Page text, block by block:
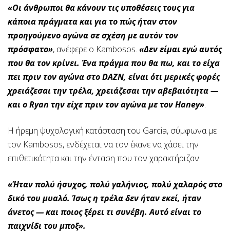
«Οι άνθρωποι θα κάνουν τις υποθέσεις τους για
κάποια πράγματα και για το πώς ήταν στον
προηγούμενο αγώνα σε σχέση με αυτόν τον
πρόσφατο», ανέφερε ο Kambosos. «Δεν είμαι εγώ αυτός
που θα τον κρίνει. Ένα πράγμα που θα πω, και το είχα
πει πριν τον αγώνα στο DAZN, είναι ότι μερικές φορές
χρειάζεσαι την τρέλα, χρειάζεσαι την αβεβαιότητα —
και ο Ryan την είχε πριν τον αγώνα με τον Haney».
Η ήρεμη ψυχολογική κατάσταση του Garcia, σύμφωνα με
τον Kambosos, ενδέχεται να τον έκανε να χάσει την
επιθετικότητα και την ένταση που τον χαρακτήριζαν.
«Ήταν πολύ ήσυχος, πολύ γαλήνιος, πολύ χαλαρός στο
δικό του μυαλό. Ίσως η τρέλα δεν ήταν εκεί, ήταν
άνετος — και ποιος ξέρει τι συνέβη. Αυτό είναι το
παιχνίδι του μποξ».